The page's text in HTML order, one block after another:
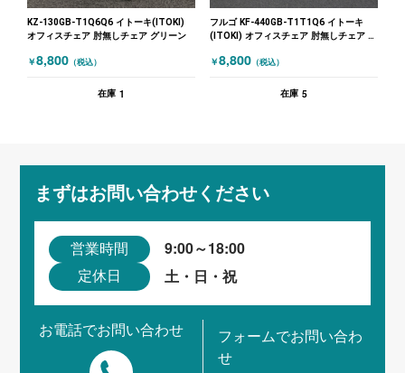
KZ-130GB-T1Q6Q6 イトーキ(ITOKI)
オフィスチェア 肘無しチェア グリーン
￥8,800 （税込）
在庫 1
フルゴ KF-440GB-T1T1Q6 イトーキ
(ITOKI) オフィスチェア 肘無しチェア イ
￥8,800 （税込）
在庫 5
まずはお問い合わせください
営業時間 9:00～18:00
定休日 土・日・祝
お電話でお問い合わせ
フォームでお問い合わ
せ